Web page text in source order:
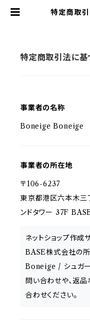
特定商取
特定商取引法に基
事業者の名称
Boneige Boneige
事業者の所在地
〒106-6237
東京都港区六本木三
ンドタワー 37F
ネットショップ作成
BASE株式会社の所
Boneige / シュガ
問い合わせや、返品
合わせください。